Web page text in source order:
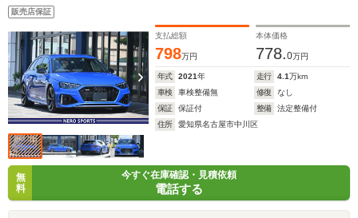
販売店保証
支払総額
798万円
本体価格
778.0万円
年式 2021年 走行 4.1万km
車検
車検整備無 修復
なし
保証
保証付 整備
法定整備付
住所
愛知県名古屋市中川区
無
料
今すぐ在庫確認・見積依頼
電話する